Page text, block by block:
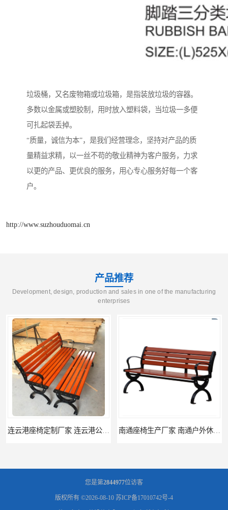
垃圾桶，又名废物箱或垃圾箱，是指装放垃圾的容器。
多数以金属或塑胶制，用时放入塑料袋，当垃圾一多便
可扎起袋丢掉。
“质量，诚信为本”，是我们经营理念，坚持对产品的质
量精益求精，以一丝不苟的敬业精神为客户服务，力求
以更的产品、更优良的服务，用心专心服务好每一个客
户。
http://www.suzhouduomai.cn
产品推荐
Development, design, production and sales in one of the manufacturing
enterprises
连云港座椅定制厂家 连云港公园座椅制品厂 连云港景区休闲座椅定做价格 南通座椅生产厂家 南通户外休闲椅制品厂 南通公园座椅定制价格
您是第2844977位访客
版权所有 ©2026-08-10 苏ICP备17010742号-4